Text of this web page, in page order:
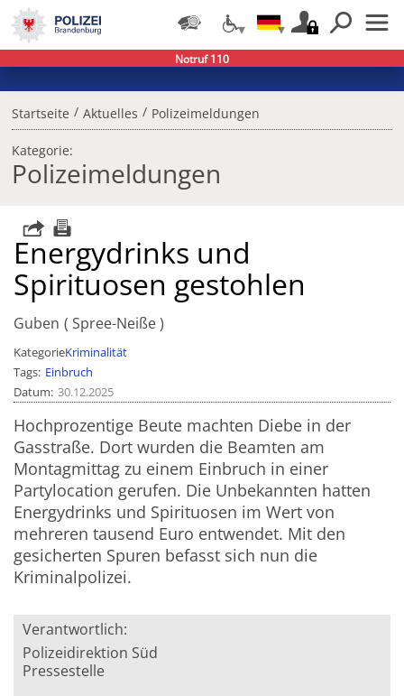
Startseite / Aktuelles / Polizeimeldungen
Kategorie:
Polizeimeldungen
Energydrinks und
Spirituosen gestohlen
Guben Spree-Neiße
KategorieKriminalität
Tags Einbruch
Datum 30.12.2025
Hochprozentige Beute machten Diebe in der
Gasstraße. Dort wurden die Beamten am
Montagmittag zu einem Einbruch in einer
Partylocation gerufen. Die Unbekannten hatten
Energydrinks und Spirituosen im Wert von
mehreren tausend Euro entwendet. Mit den
gesicherten Spuren befasst sich nun die
Kriminalpolizei.
Verantwortlich:
Polizeidirektion Süd
Pressestelle
Notruf 110